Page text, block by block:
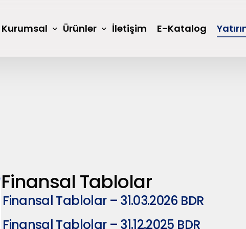
Kurumsal
Seğmen TV
Ürünler
Lokum Piknik Grubu
İletişim E-Katalog
Finansal Tablolar
Finansal Tablolar – 31.03.2026 BDR
Finansal Tablolar – 31.12.2025 BDR